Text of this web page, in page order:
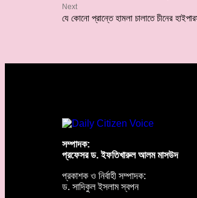
Next
যে কোনো প্রান্তে হামলা চালাতে চীনের
সম্পাদক:
প্রফেসর ড. ইফতিখারুল আলম মাসউদ
প্রকাশক ও নির্বাহী সম্পাদক:
ড. সাদিকুল ইসলাম স্বপন